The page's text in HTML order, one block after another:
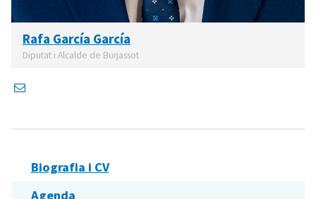
Rafa García García
Diputat i Alcalde de Burjassot
Biografia i CV
Agenda